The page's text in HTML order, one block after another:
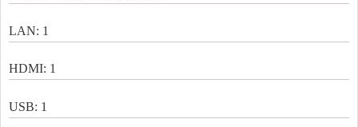
LAN: 1
HDMI: 1
USB: 1